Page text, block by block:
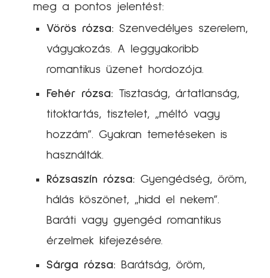
meg a pontos jelentést:
Vörös rózsa: Szenvedélyes szerelem,
vágyakozás. A leggyakoribb
romantikus üzenet hordozója.
Fehér rózsa: Tisztaság, ártatlanság,
titoktartás, tisztelet, „méltó vagy
hozzám”. Gyakran temetéseken is
használták.
Rózsaszín rózsa: Gyengédség, öröm,
hálás köszönet, „hidd el nekem”.
Baráti vagy gyengéd romantikus
érzelmek kifejezésére.
Sárga rózsa: Barátság, öröm,